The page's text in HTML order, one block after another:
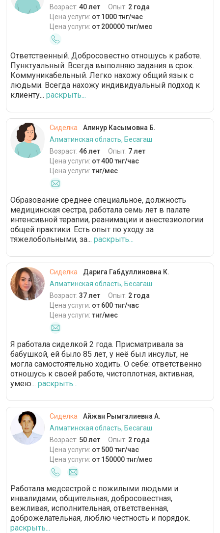
Возраст: 40 лет Опыт: 2 года
Цена услуги: от 1000 тнг/час
Цена услуги: от 200000 тнг/мес
Ответственный. Добросовестно отношусь к работе.
Пунктуальный. Всегда выполняю задания в срок.
Коммуникабельный. Легко нахожу общий язык с
людьми. Всегда нахожу индивидуальный подход к
клиенту... раскрыть...
Сиделка
Алинур Касымовна Б.
Алматинская область, Бесагаш
Возраст: 46 лет Опыт: 7 лет
Цена услуги: от 400 тнг/час
Цена услуги: тнг/мес
Образование среднее специальное, должность
медицинская сестра, работала семь лет в палате
интенсивной терапии, реанимации и анестезиологии
общей практики. Есть опыт по уходу за
тяжелобольными, за... раскрыть...
Сиделка
Дарига Габдуллиновна К.
Алматинская область, Бесагаш
Возраст: 37 лет Опыт: 2 года
Цена услуги: от 600 тнг/час
Цена услуги: тнг/мес
Я работала сиделкой 2 года. Присматривала за
бабушкой, ей было 85 лет, у неё был инсульт, не
могла самостоятельно ходить. О себе: ответственно
отношусь к своей работе, чистоплотная, активная,
умею... раскрыть...
Сиделка
Айжан Рымгалиевна А.
Алматинская область, Бесагаш
Возраст: 50 лет Опыт: 2 года
Цена услуги: от 500 тнг/час
Цена услуги: от 150000 тнг/мес
Работала медсестрой с пожилыми людьми и
инвалидами, общительная, добросовестная,
вежливая, исполнительная, ответственная,
доброжелательная, люблю честность и порядок.
раскрыть...